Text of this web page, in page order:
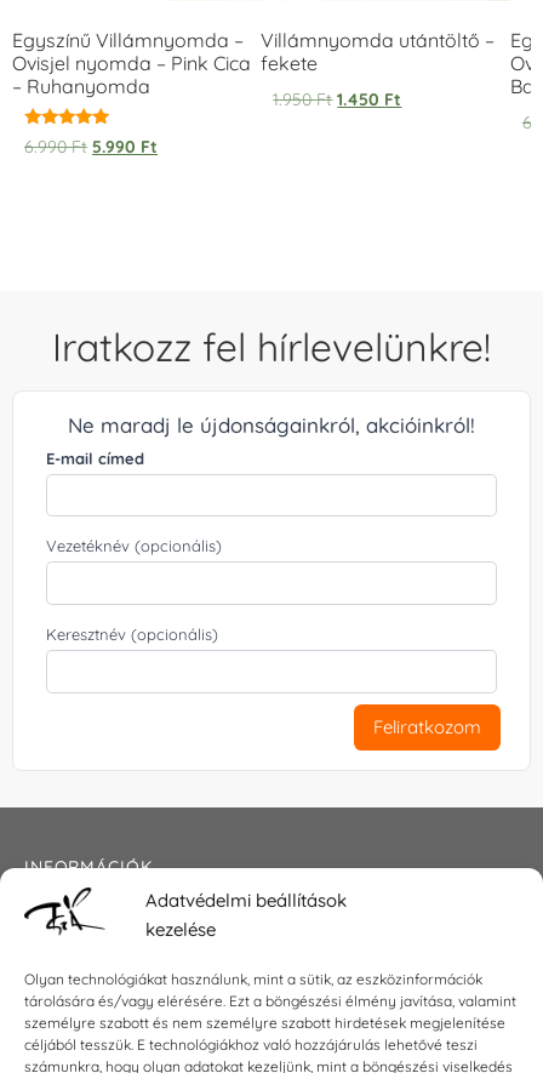
Adatvédelmi beállítások
kezelése
Olyan technológiákat használunk, mint a sütik, az eszközinformációk
tárolására és/vagy elérésére. Ezt a böngészési élmény javítása, valamint
személyre szabott és nem személyre szabott hirdetések megjelenítése
céljából tesszük. E technológiákhoz való hozzájárulás lehetővé teszi
számunkra, hogy olyan adatokat kezeljünk, mint a böngészési viselkedés
Egyszínű Villámnyomda –
Ovisjel nyomda – Pink Cica
– Ruhanyomda
Értékelés:
5.00
6.990Ft 5.990 Ft
Villámnyomda utántöltő –
fekete
1.950Ft 1.450 Ft
Iratkozz fel hírlevelünkre!
Ne maradj le újdonságainkról, akcióinkról!
E-mail címed
Vezetéknév (opcionális)
Keresztnév (opcionális)
Feliratkozom
INFORMÁCIÓK
Általános szerződési feltételek
Impresszum
KAPCSOLAT